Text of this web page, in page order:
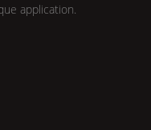
application.